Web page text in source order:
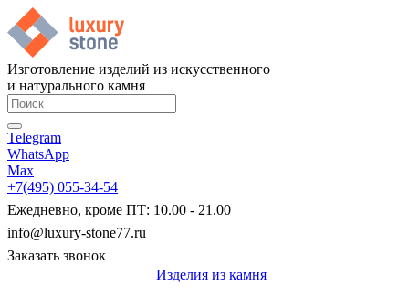
Изготовление изделий из искусственного
и натурального камня
Telegram
WhatsApp
Max
+7(495) 055-34-54
Ежедневно, кроме ПТ: 10.00 - 21.00
info@luxury-stone77.ru
Заказать звонок
Изделия из камня